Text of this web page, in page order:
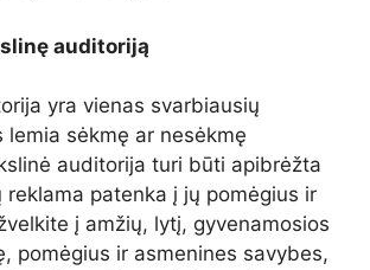
auditoriją
yra vienas svarbiausių
lemia sėkmę ar nesėkmę
auditorija turi būti apibrėžta
reklama patenka į jų pomėgius ir
į amžių, lytį, gyvenamosios
pomėgius ir asmenines savybes,